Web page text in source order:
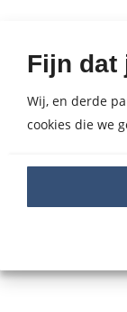
Fijn dat
Wij, en derde
cookies die we